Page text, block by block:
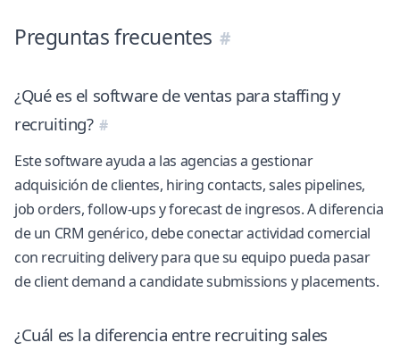
Preguntas frecuentes
¿Qué es el software de ventas para staffing y
recruiting?
Este software ayuda a las agencias a gestionar
adquisición de clientes, hiring contacts, sales pipelines,
job orders, follow-ups y forecast de ingresos. A diferencia
de un CRM genérico, debe conectar actividad comercial
con recruiting delivery para que su equipo pueda pasar
de client demand a candidate submissions y placements.
¿Cuál es la diferencia entre recruiting sales